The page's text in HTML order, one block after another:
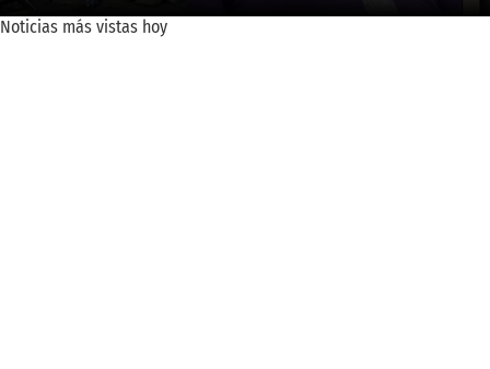
Noticias más vistas hoy